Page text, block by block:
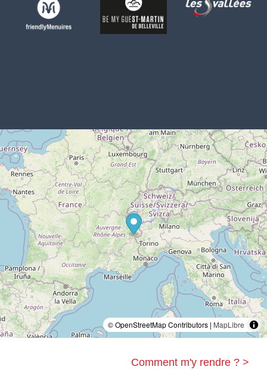
© OpenStreetMap Contributors | MapLibre
Comment m'y rendre ? >